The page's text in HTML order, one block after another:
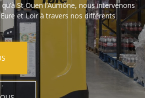
St Ouen l’Aumône, nous intervenons
et Loir à travers nos différents